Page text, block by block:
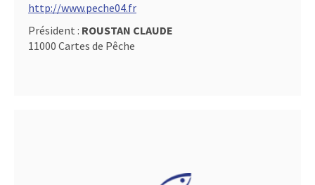
http://www.peche04.fr
Président : ROUSTAN CLAUDE
11000 Cartes de Pêche